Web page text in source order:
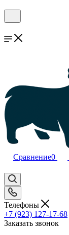
Сравнение0
Телефоны
+7 (923) 127-17-68
Заказать звонок